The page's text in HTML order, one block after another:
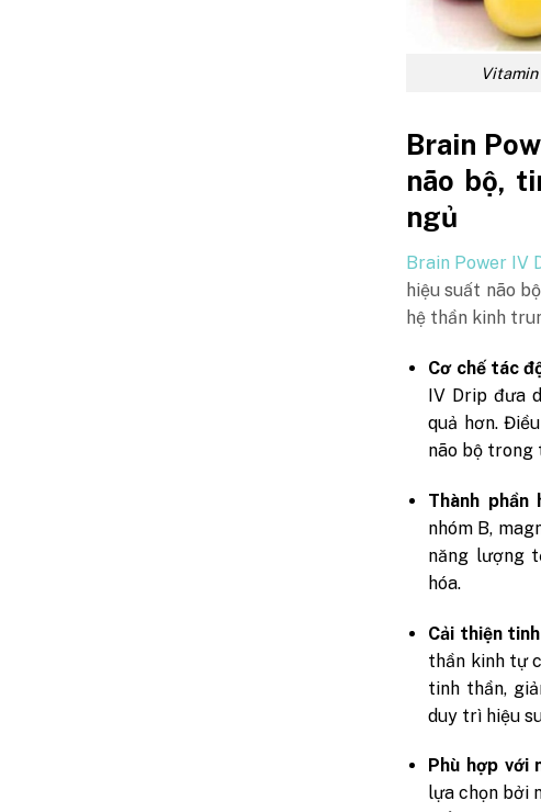
Brain
não bộ,
ngủ
Brain Power IV
hiệu suất não
hệ thần kinh
Cơ chế tác
IV Drip đưa
quả hơn.
não bộ trong
Thành
nhóm B,
năng lượng
hóa.
Cải thiện
thần kinh tự
tinh thần,
duy trì hiệu
Phù hợp với
lựa chọn bởi